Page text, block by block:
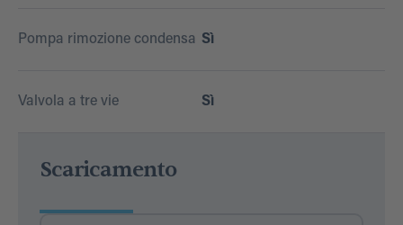
Pompa rimozione condensa Sì
Valvola a tre vie Sì
Scaricamento